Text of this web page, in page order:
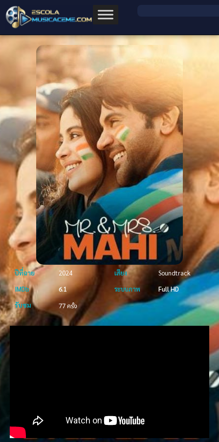
ปีที่ฉาย 2024 เสียง
Soundtrack
IMDb
6.1 ระบบภาพ
Full HD
รับชม
77 ครั้ง